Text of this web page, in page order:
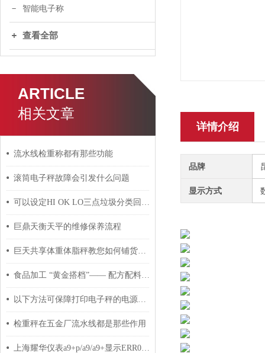
智能电子称
查看全部
ARTICLE
相关文章
流水线检重称都有那些功能
滚筒电子秤故障会引发什么问题
可以设定HI OK LO三点垃圾分类回收的智能电子秤
巨鼎天衡天平的维修保养流程
巨天共享体重体脂秤教您如何铺货？快速*！
食品加工 “黄金搭档”—— 配方配料秤，严守舌尖安全
以下方法可保障打印电子秤的电源充足
检重秤在五金厂流水线都是那些作用
上海耀华仪表a9+p/a9/a9+显示ERR05怎么处理
详情介绍
品牌
显示方式